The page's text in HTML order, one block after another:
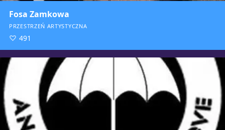
Fosa Zamkowa
PRZESTRZEŃ ARTYSTYCZNA
491